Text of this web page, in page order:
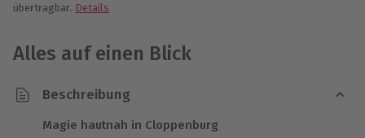
übertragbar. Details
Alles auf einen Blick
Beschreibung
Magie hautnah in Cloppenburg